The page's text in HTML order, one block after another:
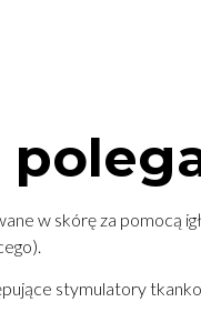
w skórę za pomocą
stymulatory